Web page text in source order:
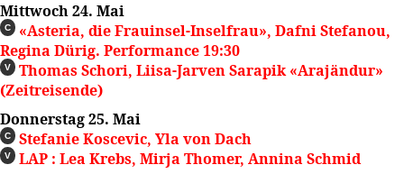
Mittwoch 24. Mai
C
«Asteria, die Frauinsel-Inselfrau», Dafni Stefanou,
Regina Dürig. Performance 19:30
V
Thomas Schori, Liisa-Jarven Sarapik «Arajändur»
(Zeitreisende)
Donnerstag 25. Mai
C Stefanie Koscevic, Yla von Dach
V
LAP : Lea Krebs, Mirja Thomer, Annina Schmid